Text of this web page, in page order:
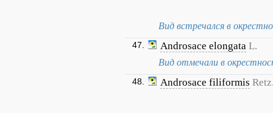
Вид встречался в
47. Androsace elongata L.
Вид отмечали в
48. Androsace filiformis